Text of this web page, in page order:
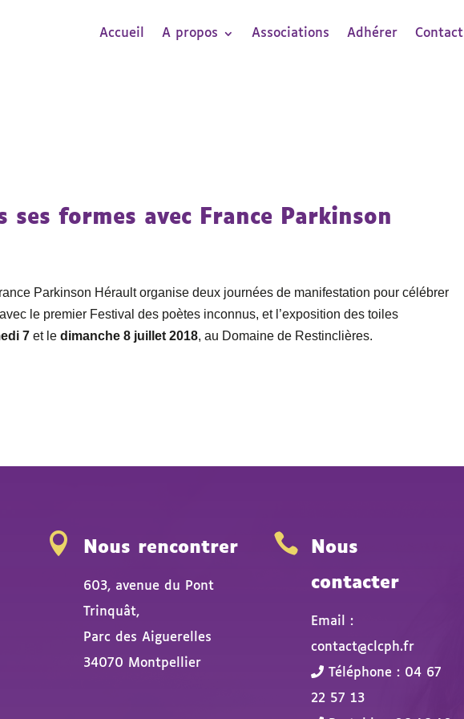
Accueil A propos Associations Adhérer Contact
ses formes avec France Parkinson
Parkinson Hérault organise deux journées de manifestation pour célébrer
le premier Festival des poètes inconnus, et l’exposition des toiles
7 et ledimanche 8 juillet 2018, au Domaine de Restinclières.
 Nous rencontrer
603, avenue du Pont
Trinquât,
Parc des Aiguerelles
34070 Montpellier

Nous
contacter
Email :
contact@clcph.fr
Téléphone : 04 67
22 57 13